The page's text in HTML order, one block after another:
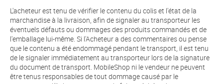
L'acheteur est tenu de vérifier le contenu du colis et l'état de la
marchandise à la livraison, afin de signaler au transporteur les
éventuels défauts ou dommages des produits commandés et de
l'emballage lui-même. Si l'Acheteur a des commentaires ou pense
que le contenu a été endommagé pendant le transport, il est tenu
de le signaler immédiatement au transporteur lors de la signature
du document de transport. MobileShop ni le vendeur ne peuvent
être tenus responsables de tout dommage causé par le